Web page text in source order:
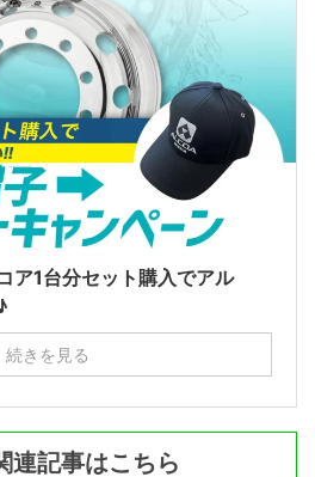
ア1台分セット購入でアル
続きを見る
連記事はこちら